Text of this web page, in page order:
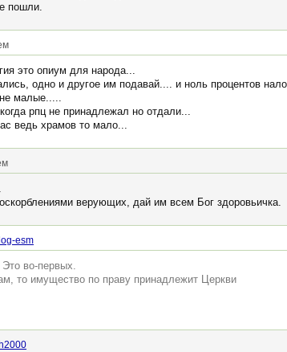
пошли.
это опиум для народа...
одно и другое им подавай.... и ноль процентов
не малые.....
рпц не принадлежал но отдали...
ведь храмов то мало...
верующих, дай им всем Бог здоровьичка.
esm
во-первых.
то имущество по праву принадлежит Церкви